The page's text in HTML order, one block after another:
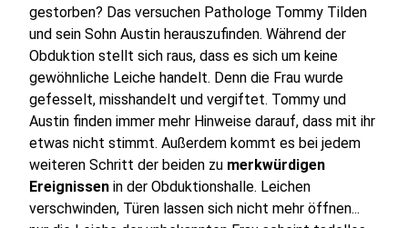
gestorben? Das versuchen Pathologe Tommy Tilden
und sein Sohn Austin herauszufinden. Während der
Obduktion stellt sich raus, dass es sich um keine
gewöhnliche Leiche handelt. Denn die Frau wurde
gefesselt, misshandelt und vergiftet. Tommy und
Austin finden immer mehr Hinweise darauf, dass mit ihr
etwas nicht stimmt. Außerdem kommt es bei jedem
weiteren Schritt der beiden zu merkwürdigen
Ereignissen in der Obduktionshalle. Leichen
verschwinden, Türen lassen sich nicht mehr öffnen...